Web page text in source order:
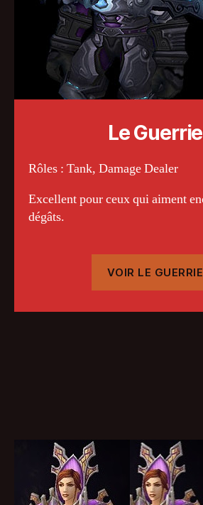
Le
Rôles : Tank, Damage Dealer
Excellent pour ceux qui aiment
dégâts.
VOIR LE